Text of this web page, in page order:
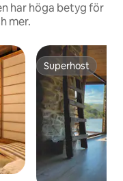
har höga betyg för
mer.
Superhost
Superhost